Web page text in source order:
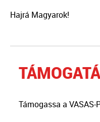
Hajrá Magyarok!
Támogassa a